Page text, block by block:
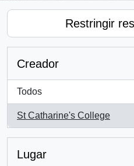
Restringir
Creador
Todos
St Catharine's College
, 1 resultados
Lugar